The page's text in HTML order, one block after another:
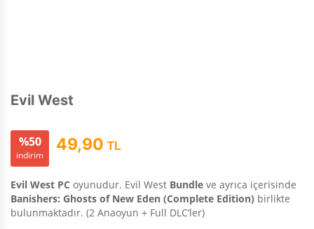
Evil West
%50
indirim
49,90 TL
Evil West PC oyunudur. Evil West Bundle ve ayrıca içerisinde
Banishers: Ghosts of New Eden (Complete Edition) birlikte
bulunmaktadır. (2 Anaoyun + Full DLC’ler)